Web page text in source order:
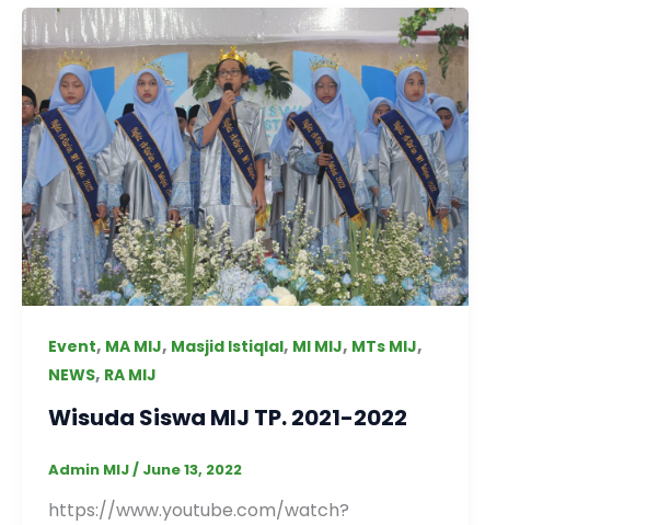
Event, MA MIJ, Masjid Istiqlal, MI MIJ, MTs MIJ,
NEWS, RA MIJ
Wisuda Siswa MIJ TP. 2021-2022
Admin MIJ/ June 13, 2022
https://www.youtube.com/watch?